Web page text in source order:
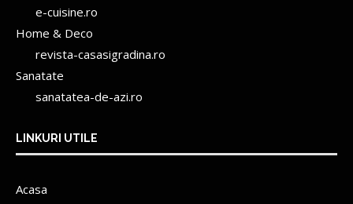
e-cuisine.ro
Home & Deco
revista-casasigradina.ro
Sanatate
sanatatea-de-azi.ro
LINKURI UTILE
Acasa